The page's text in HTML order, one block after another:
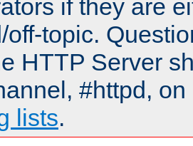
if they are
off-topic.
HTTP Server
#httpd,
lists.